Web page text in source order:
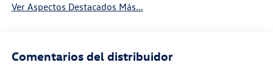
Ver Aspectos Destacados Más...
Comentarios del distribuidor